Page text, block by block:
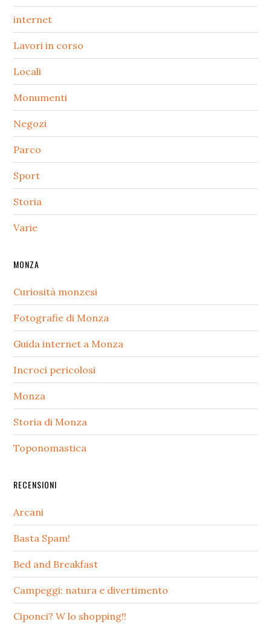
internet
Lavori in corso
Locali
Monumenti
Negozi
Parco
Sport
Storia
Varie
MONZA
Curiosità monzesi
Fotografie di Monza
Guida internet a Monza
Incroci pericolosi
Monza
Storia di Monza
Toponomastica
RECENSIONI
Arcani
Basta Spam!
Bed and Breakfast
Campeggi: natura e divertimento
Ciponci? W lo shopping!!